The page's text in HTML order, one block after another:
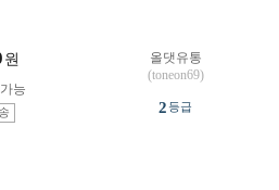
원
능
올댓유통
(toneon69)
2등급